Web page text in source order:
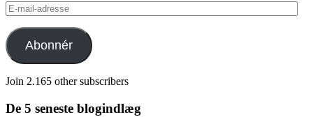
E-
mail-
adresse
Abonnér
Join 2.165 other subscribers
De 5 seneste blogindlæg